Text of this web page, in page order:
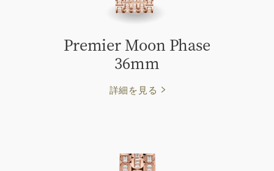
Premier Moon Phase
36mm
詳細を見る